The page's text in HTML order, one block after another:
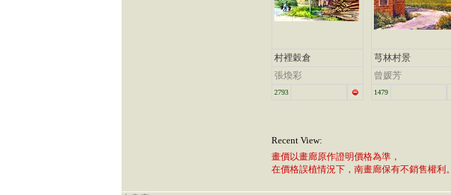
村裡穀倉
張煥彩
2793
芎林村景
曾媛芳
1479
Recent View:
畫價以畫廊原作證明價格為準，
在價格誤植情況下，南畫廊保有不銷售權利。